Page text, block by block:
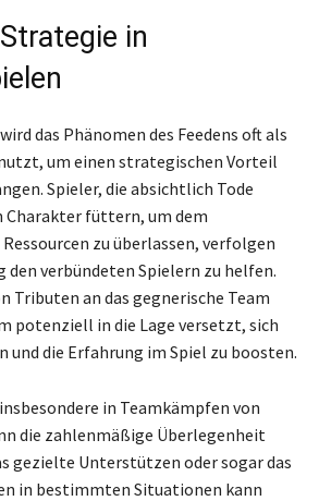
in
das Phänomen des Feedens oft als
um einen strategischen Vorteil
Spieler, die absichtlich Tode
Charakter füttern, um dem
zu überlassen, verfolgen
den verbündeten Spielern zu helfen.
Tributen an das gegnerische Team
potenziell in die Lage versetzt, sich
und die Erfahrung im Spiel zu boosten.
in Teamkämpfen von
die zahlenmäßige Überlegenheit
gezielte Unterstützen oder sogar das
in bestimmten Situationen kann